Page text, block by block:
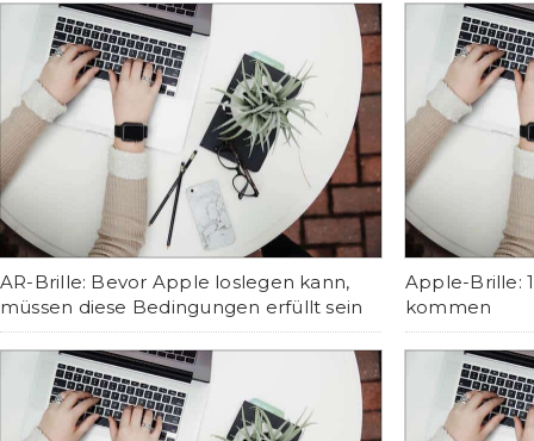
AR-Brille: Bevor Apple loslegen kann,
müssen diese Bedingungen erfüllt sein
Apple-Brille:
kommen